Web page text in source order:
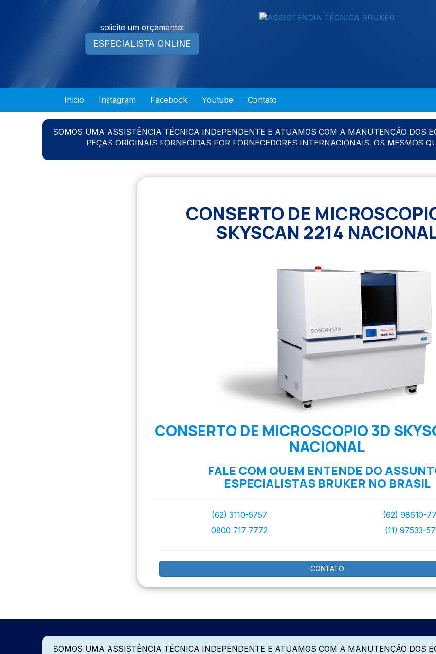
solicite um orçamento:
ESPECIALISTA ONLINE
Início Instagram Facebook Youtube Contato
SOMOS UMA ASSISTÊNCIA TÉCNICA INDEPENDENTE E ATUAMOS COM A MANUTENÇÃO DOS
PEÇAS ORIGINAIS FORNECIDAS POR FORNECEDORES INTERNACIONAIS. OS MESMOS
CONSERTO DE
SKYSCAN 2214
CONSERTO DE MICROSCOPIO 3D
NACIONAL
FALE COM QUEM ENTENDE DO
ESPECIALISTAS BRUKER NO BRASIL
(62) 3110-5757
0800 717 7772
(62) 98610-
(11) 97533-
CONTATO
SOMOS UMA ASSISTÊNCIA TÉCNICA INDEPENDENTE E ATUAMOS COM A MANUTENÇÃO DOS